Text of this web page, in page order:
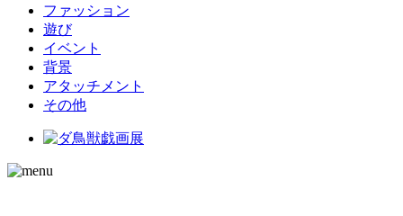
ファッション
遊び
イベント
背景
アタッチメント
その他